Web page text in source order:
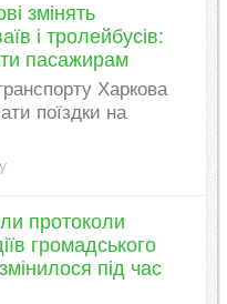
змінять
і тролейбусів:
пасажирам
Харкова
поїздки на
протоколи
громадського
під час